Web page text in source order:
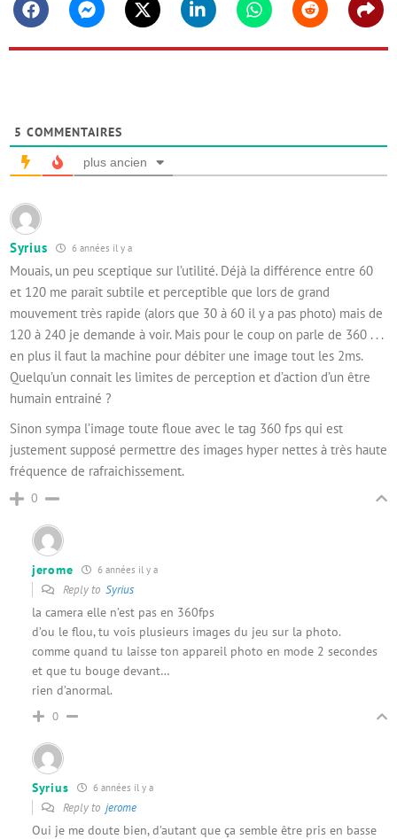
FacebookMessengerTwitter Linkedin WhatsappReddit
5 COMMENTAIRES
plus ancien
Syrius 6 années il y a
Mouais, un peu sceptique sur l’utilité. Déjà la différence entre 60
et 120 me parait subtile et perceptible que lors de grand
mouvement très rapide (alors que 30 à 60 il y a pas photo) mais de
120 à 240 je demande à voir. Mais pour le coup on parle de 360 . . .
en plus il faut la machine pour débiter une image tout les 2ms.
Quelqu’un connait les limites de perception et d’action d’un être
humain entrainé ?
Sinon sympa l’image toute floue avec le tag 360 fps qui est
justement supposé permettre des images hyper nettes à très haute
fréquence de rafraichissement.
0
jerome 6 années il y a
Reply to Syrius
la camera elle n’est pas en 360fps
d’ou le flou, tu vois plusieurs images du jeu sur la photo.
comme quand tu laisse ton appareil photo en mode 2 secondes
et que tu bouge devant…
rien d’anormal.
0
Syrius 6 années il y a
Reply to jerome
Oui je me doute bien, d’autant que ça semble être pris en basse